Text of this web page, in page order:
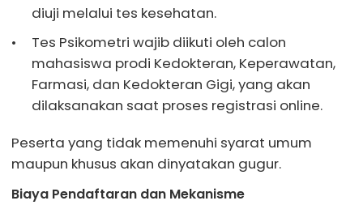
diuji melalui tes kesehatan.
Tes Psikometri wajib diikuti oleh calon
mahasiswa prodi Kedokteran, Keperawatan,
Farmasi, dan Kedokteran Gigi, yang akan
dilaksanakan saat proses registrasi online.
Peserta yang tidak memenuhi syarat umum
maupun khusus akan dinyatakan gugur.
Biaya Pendaftaran dan Mekanisme